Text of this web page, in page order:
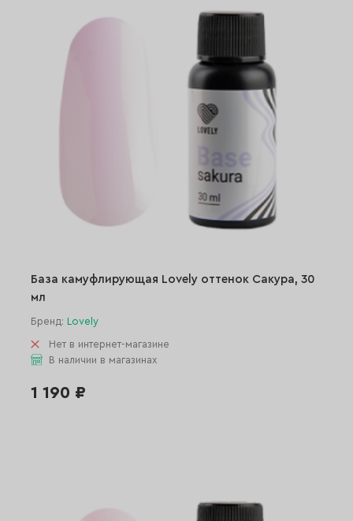
База камуфлирующая Lovely оттенок Сакура, 30
мл
Бренд: Lovely
Нет в интернет-магазине
В наличии в магазинах
1 190 ₽